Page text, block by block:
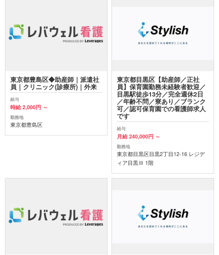
東京都豊島区◆助産師｜派遣社
員｜クリニック(診療所)｜外来
給与
時給 2,000円 ～
勤務地
東京都豊島区
東京都目黒区【助産師／正社
員】保育園勤務未経験者歓迎／
目黒駅徒歩13分／完全週休2日
／年齢不問／寮あり／ブランク
可／認可保育園での看護師求人
です
給与
月給 240,000円 ～
勤務地
東京都目黒区目黒2丁目12-16 レジデ
ィア目黒Ⅲ 1階